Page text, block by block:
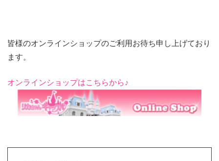
皆様のオンラインショップのご利用お待ち申し上げており
ます。
オンラインショップはこちらから♪